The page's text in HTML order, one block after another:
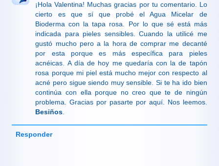
¡Hola Valentina! Muchas gracias por tu comentario. Lo
cierto es que sí que probé el Agua Micelar de
Bioderma con la tapa rosa. Por lo que sé está más
indicada para pieles sensibles. Cuando la utilicé me
gustó mucho pero a la hora de comprar me decanté
por esta porque es más específica para pieles
acnéicas. A día de hoy me quedaría con la de tapón
rosa porque mi piel está mucho mejor con respecto al
acné pero sigue siendo muy sensible. Si te ha ido bien
continúa con ella porque no creo que te de ningún
problema. Gracias por pasarte por aquí. Nos leemos.
Besiños.
Responder